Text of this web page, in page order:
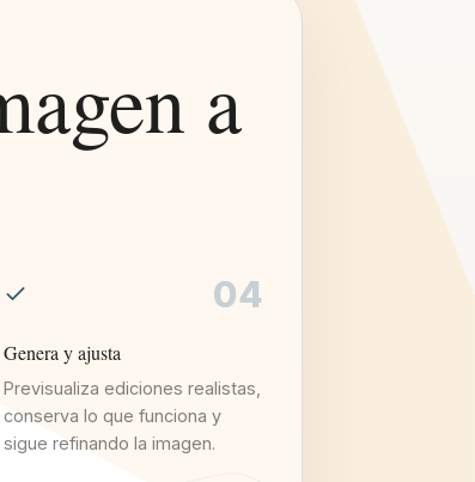
a
04
Genera y ajusta
Previsualiza ediciones realistas,
conserva lo que funciona y
sigue refinando la imagen.